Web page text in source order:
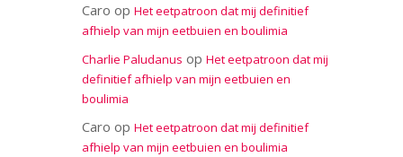
Caro op Het eetpatroon dat mij definitief
afhielp van mijn eetbuien en boulimia
Charlie Paludanus op Het eetpatroon dat mij
definitief afhielp van mijn eetbuien en
boulimia
Caro op Het eetpatroon dat mij definitief
afhielp van mijn eetbuien en boulimia